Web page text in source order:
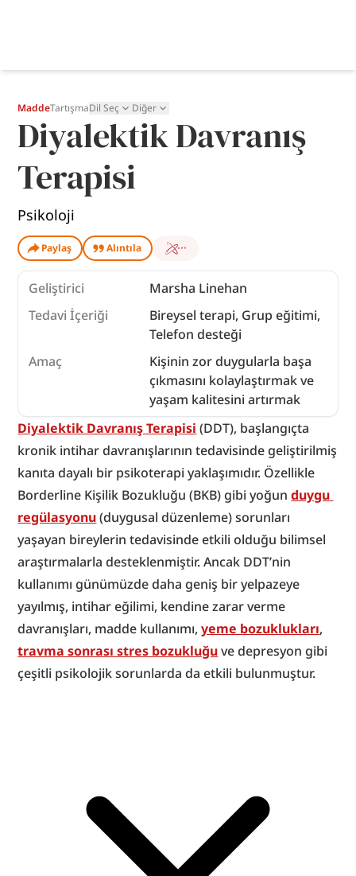
MaddeTartışmaDil Seç Diğer
Diyalektik Davranış
Terapisi
Psikoloji
Paylaş Alıntıla
Geliştirici
Marsha Linehan
Tedavi İçeriği
Bireysel terapi, Grup eğitimi,
Telefon desteği
Amaç
Kişinin zor duygularla başa
çıkmasını kolaylaştırmak ve
yaşam kalitesini artırmak
Diyalektik Davranış Terapisi (DDT), başlangıçta
kronik intihar davranışlarının tedavisinde geliştirilmiş
kanıta dayalı bir psikoterapi yaklaşımıdır. Özellikle
Borderline Kişilik Bozukluğu (BKB) gibi yoğun duygu
regülasyonu (duygusal düzenleme) sorunları
yaşayan bireylerin tedavisinde etkili olduğu bilimsel
araştırmalarla desteklenmiştir. Ancak DDT’nin
kullanımı günümüzde daha geniş bir yelpazeye
yayılmış, intihar eğilimi, kendine zarar verme
davranışları, madde kullanımı, yeme bozuklukları
travma sonrası stres bozukluğu ve depresyon gibi
çeşitli psikolojik sorunlarda da etkili bulunmuştur.